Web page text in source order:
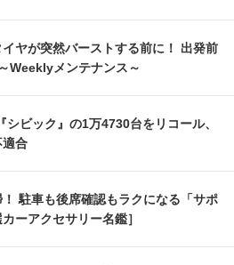
ヤが突然バーストする前に！ 出発前
Weeklyメンテナンス～
ビック』の1万4730台をリコール、
適合
駐車も後席確認もラクになる「サポ
ーアクセサリー名鑑］